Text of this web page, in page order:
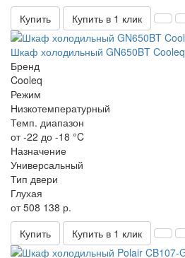
Купить
Купить в 1 клик
Шкаф холодильный GN650BT Cooleq
Бренд
Cooleq
Режим
Низкотемпературный
Темп. диапазон
от -22 до -18 °C
Назначение
Универсальный
Тип двери
Глухая
от 508 138 р.
Купить
Купить в 1 клик